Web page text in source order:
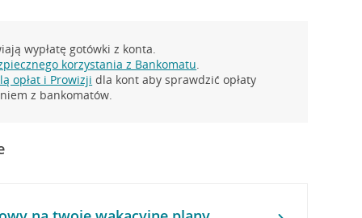
wypłatę gotówki z konta.
korzystania z Bankomatu.
opłat i Prowizji dla kont aby sprawdzić opłaty
z bankomatów.